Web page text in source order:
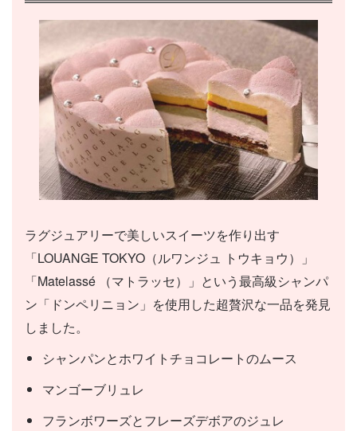
ラグジュアリーで美しいスイーツを作り出す
「LOUANGE TOKYO（ルワンジュ トウキョウ）」
「Matelassé （マトラッセ）」という最高級シャンパ
ン「ドンペリニョン」を使用した超贅沢な一品を発見
しました。
シャンパンとホワイトチョコレートのムース
マンゴーブリュレ
フランボワーズとフレーズデボアのジュレ